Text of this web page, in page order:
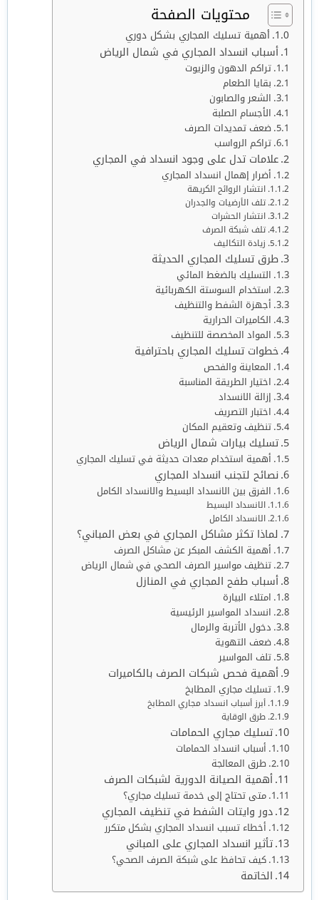
محتويات الصفحة
أهمية تسليك المجاري بشكل دوري
أسباب انسداد المجاري في شمال الرياض
تراكم الدهون والزيوت
بقايا الطعام
الشعر والصابون
الأجسام الصلبة
ضعف تمديدات الصرف
تراكم الرواسب
علامات تدل على وجود انسداد في المجاري
أضرار إهمال انسداد المجاري
انتشار الروائح الكريهة
تلف الأرضيات والجدران
انتشار الحشرات
تلف شبكة الصرف
زيادة التكاليف
طرق تسليك المجاري الحديثة
التسليك بالضغط المائي
استخدام السوستة الكهربائية
أجهزة الشفط والتنظيف
الكاميرات الحرارية
المواد المخصصة للتنظيف
خطوات تسليك المجاري باحترافية
المعاينة والفحص
اختيار الطريقة المناسبة
إزالة الانسداد
اختبار التصريف
تنظيف وتعقيم المكان
تسليك بيارات شمال الرياض
أهمية استخدام معدات حديثة في تسليك المجاري
نصائح لتجنب انسداد المجاري
الفرق بين الانسداد البسيط والانسداد الكامل
الانسداد البسيط
الانسداد الكامل
لماذا تكثر مشاكل المجاري في بعض المباني؟
أهمية الكشف المبكر عن مشاكل الصرف
تنظيف مواسير الصرف الصحي في شمال الرياض
أسباب طفح المجاري في المنازل
امتلاء البيارة
انسداد المواسير الرئيسية
دخول الأتربة والرمال
ضعف التهوية
تلف المواسير
أهمية فحص شبكات الصرف بالكاميرات
تسليك مجاري المطابخ
أبرز أسباب انسداد مجاري المطابخ
طرق الوقاية
تسليك مجاري الحمامات
أسباب انسداد الحمامات
طرق المعالجة
أهمية الصيانة الدورية لشبكات الصرف
متى تحتاج إلى خدمة تسليك مجاري؟
دور وايتات الشفط في تنظيف المجاري
أخطاء تسبب انسداد المجاري بشكل متكرر
تأثير انسداد المجاري على المباني
كيف تحافظ على شبكة الصرف الصحي؟
الخاتمة